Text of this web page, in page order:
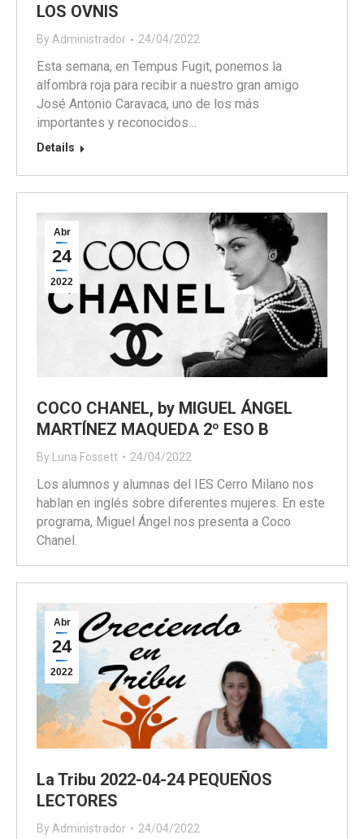
LOS OVNIS
By Administrador 24/04/2022
Esta semana, en Tempus Fugit, ponemos la
alfombra roja para recibir a nuestro gran amigo
José Antonio Caravaca, uno de los más
importantes y reconocidos…
Details
Abr
24
2022
COCO CHANEL, by MIGUEL ÁNGEL
MARTÍNEZ MAQUEDA 2º ESO B
By Luna Fossett 24/04/2022
Los alumnos y alumnas del IES Cerro Milano nos
hablan en inglés sobre diferentes mujeres. En este
programa, Miguel Ángel nos presenta a Coco
Chanel.
Abr
24
2022
La Tribu 2022-04-24 PEQUEÑOS
LECTORES
By Administrador 24/04/2022